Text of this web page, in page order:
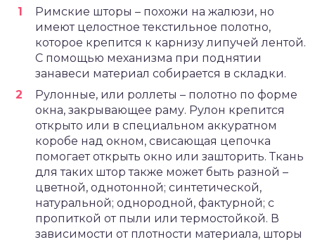
Римские шторы – похожи на жалюзи, но
имеют целостное текстильное полотно,
которое крепится к карнизу липучей лентой.
С помощью механизма при поднятии
занавеси материал собирается в складки.
Рулонные, или роллеты – полотно по форме
окна, закрывающее раму. Рулон крепится
открыто или в специальном аккуратном
коробе над окном, свисающая цепочка
помогает открыть окно или зашторить. Ткань
для таких штор также может быть разной –
цветной, однотонной; синтетической,
натуральной; однородной, фактурной; с
пропиткой от пыли или термостойкой. В
зависимости от плотности материала, шторы